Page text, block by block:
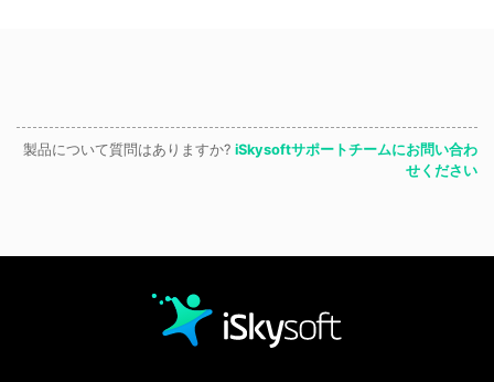
製品について質問はありますか? iSkysoftサポートチームにお問い合わ
せください